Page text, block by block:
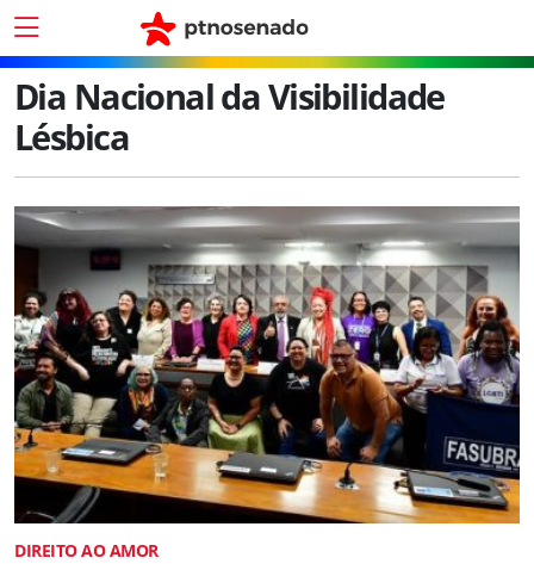
Dia Nacional da Visibilidade
Lésbica
DIREITO AO AMOR